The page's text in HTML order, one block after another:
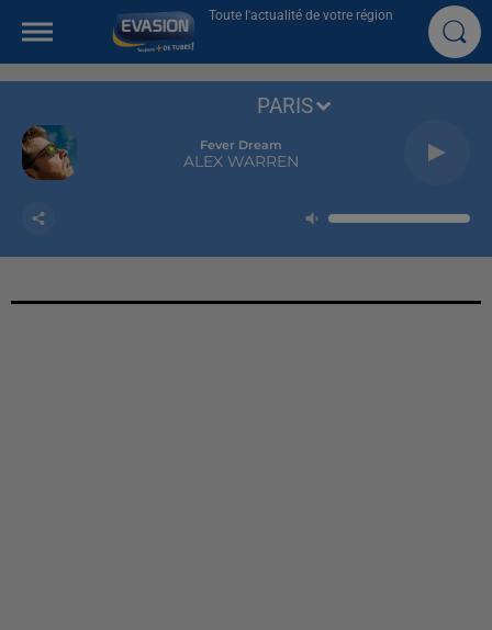
Toute l'actualité de votre région
Fever Dream
ALEX WARREN
PARIS